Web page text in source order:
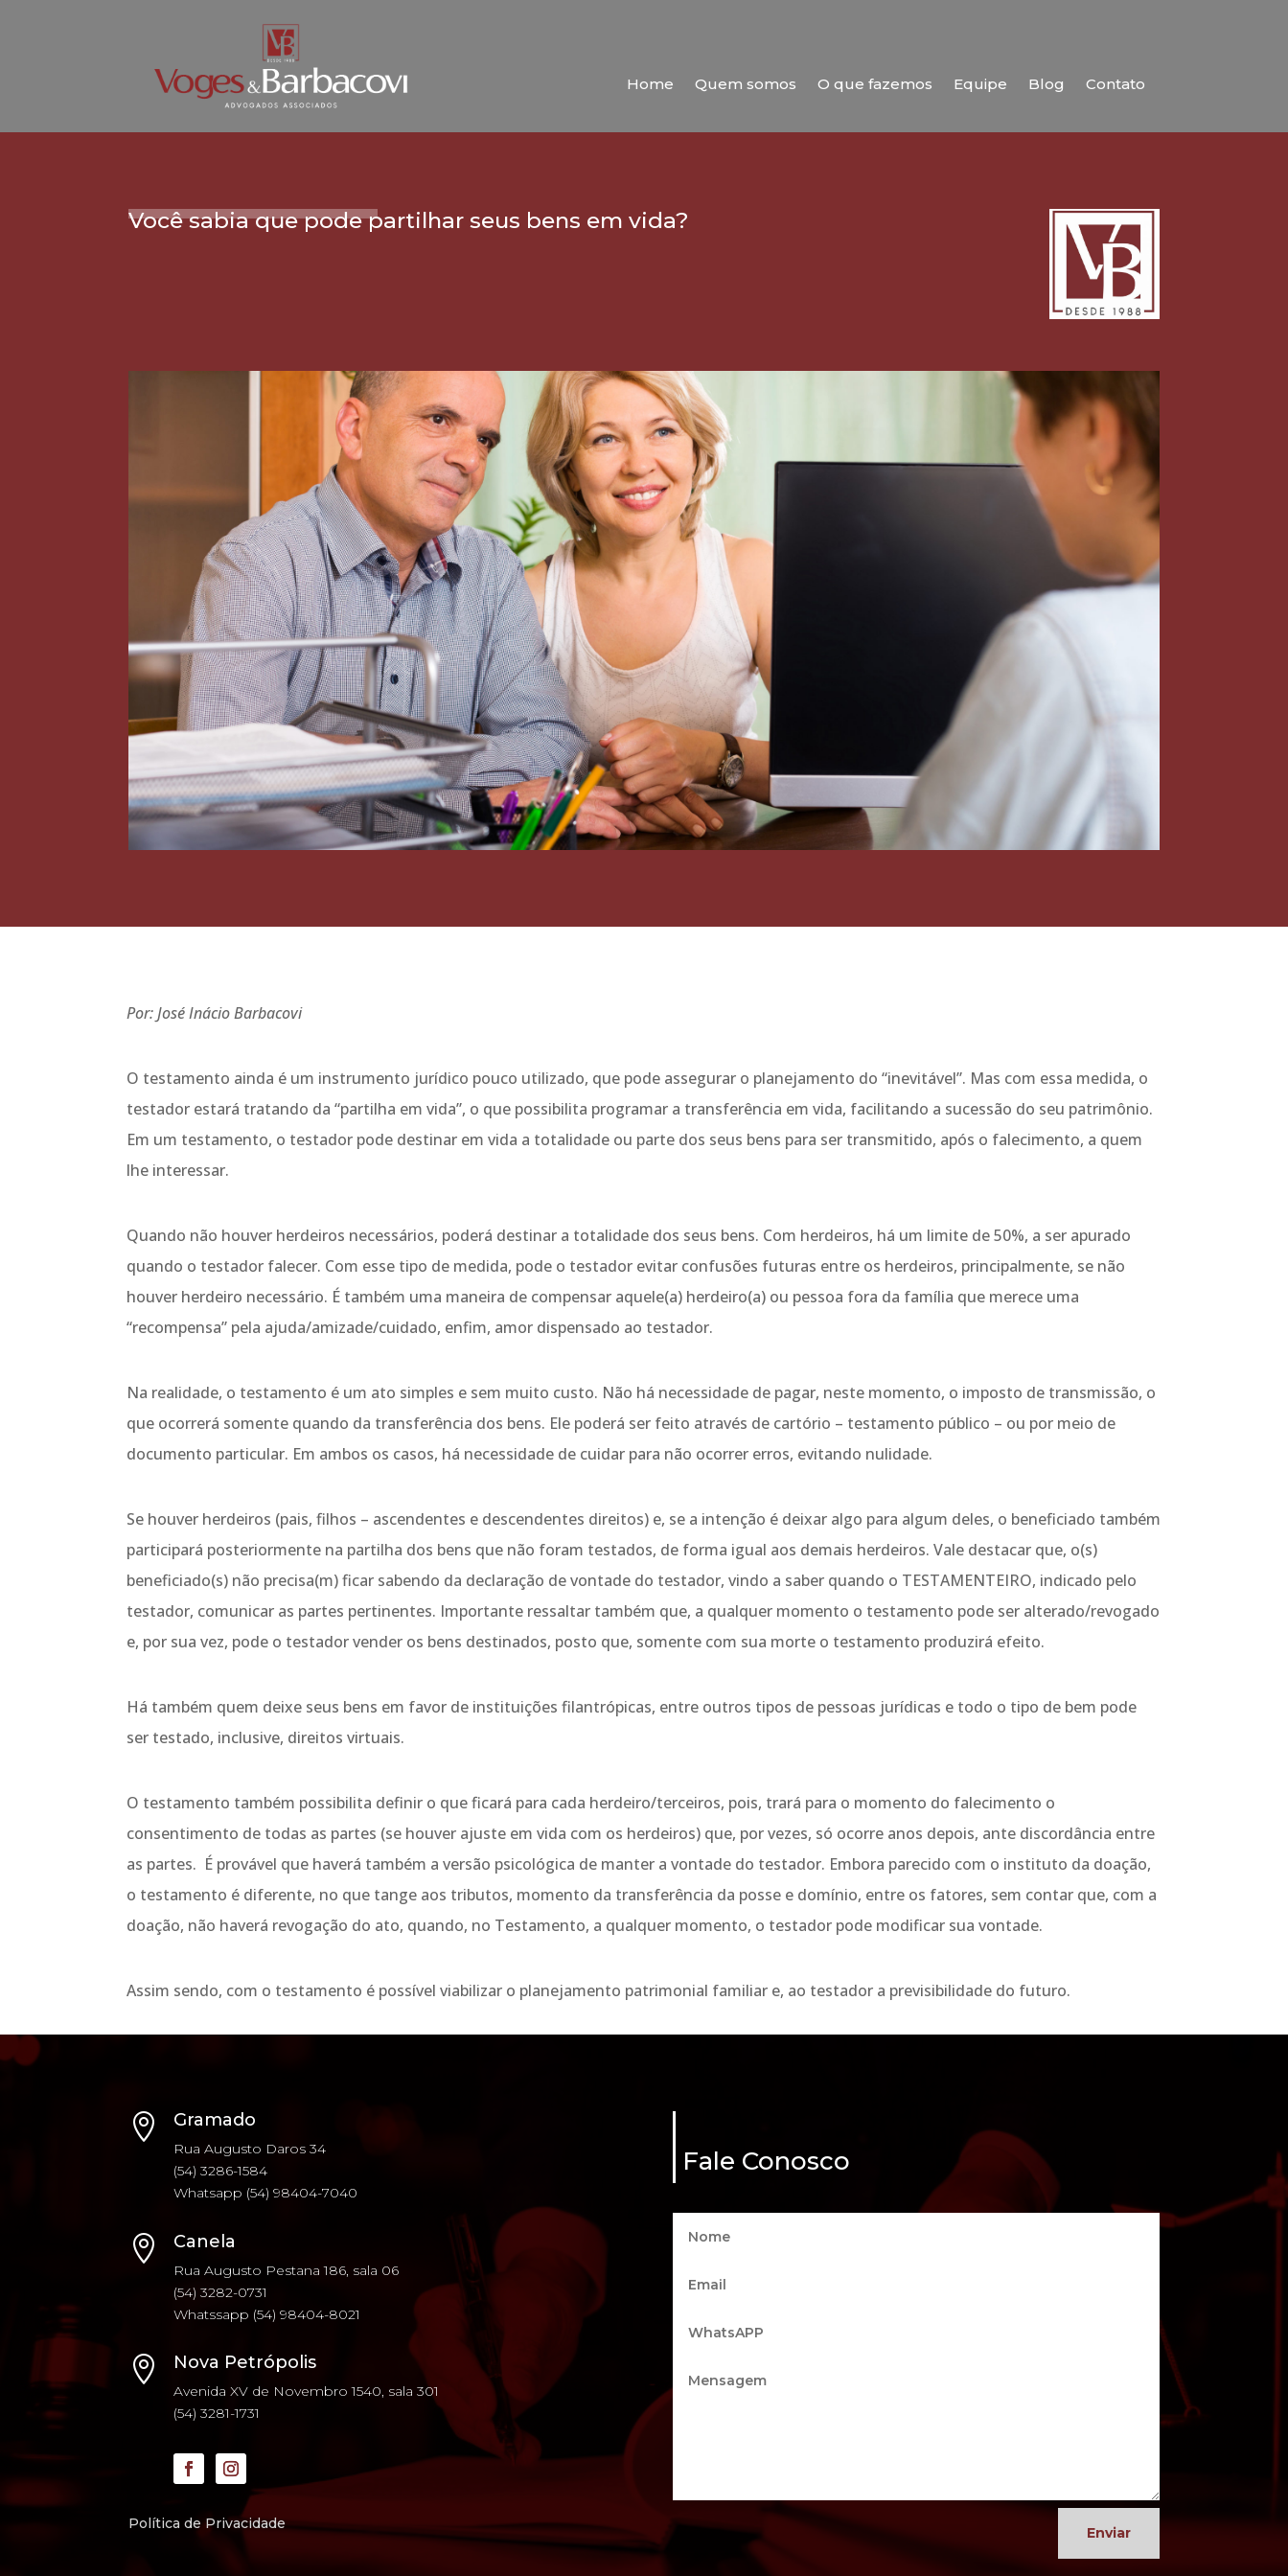
Home Quem somos O que fazemos Equipe Blog Contato
Você sabia que pode partilhar seus bens em vida?
Por: José Inácio Barbacovi
O testamento ainda é um instrumento jurídico pouco utilizado, que pode assegurar o planejamento do “inevitável”. Mas com essa medida, o
testador estará tratando da “partilha em vida”, o que possibilita programar a transferência em vida, facilitando a sucessão do seu patrimônio.
Em um testamento, o testador pode destinar em vida a totalidade ou parte dos seus bens para ser transmitido, após o falecimento, a quem
lhe interessar.
Quando não houver herdeiros necessários, poderá destinar a totalidade dos seus bens. Com herdeiros, há um limite de 50%, a ser apurado
quando o testador falecer. Com esse tipo de medida, pode o testador evitar confusões futuras entre os herdeiros, principalmente, se não
houver herdeiro necessário. É também uma maneira de compensar aquele(a) herdeiro(a) ou pessoa fora da família que merece uma
“recompensa” pela ajuda/amizade/cuidado, enfim, amor dispensado ao testador.
Na realidade, o testamento é um ato simples e sem muito custo. Não há necessidade de pagar, neste momento, o imposto de transmissão, o
que ocorrerá somente quando da transferência dos bens. Ele poderá ser feito através de cartório – testamento público – ou por meio de
documento particular. Em ambos os casos, há necessidade de cuidar para não ocorrer erros, evitando nulidade.
Se houver herdeiros (pais, filhos – ascendentes e descendentes direitos) e, se a intenção é deixar algo para algum deles, o beneficiado também
participará posteriormente na partilha dos bens que não foram testados, de forma igual aos demais herdeiros. Vale destacar que, o(s)
beneficiado(s) não precisa(m) ficar sabendo da declaração de vontade do testador, vindo a saber quando o TESTAMENTEIRO, indicado pelo
testador, comunicar as partes pertinentes. Importante ressaltar também que, a qualquer momento o testamento pode ser alterado/revogado
e, por sua vez, pode o testador vender os bens destinados, posto que, somente com sua morte o testamento produzirá efeito.
Há também quem deixe seus bens em favor de instituições filantrópicas, entre outros tipos de pessoas jurídicas e todo o tipo de bem pode
ser testado, inclusive, direitos virtuais.
O testamento também possibilita definir o que ficará para cada herdeiro/terceiros, pois, trará para o momento do falecimento o
consentimento de todas as partes (se houver ajuste em vida com os herdeiros) que, por vezes, só ocorre anos depois, ante discordância entre
as partes. É provável que haverá também a versão psicológica de manter a vontade do testador. Embora parecido com o instituto da doação,
o testamento é diferente, no que tange aos tributos, momento da transferência da posse e domínio, entre os fatores, sem contar que, com a
doação, não haverá revogação do ato, quando, no Testamento, a qualquer momento, o testador pode modificar sua vontade.
Assim sendo, com o testamento é possível viabilizar o planejamento patrimonial familiar e, ao testador a previsibilidade do futuro.
 Gramado
Rua Augusto Daros 34
(54) 3286-1584
Whatsapp (54) 98404-7040
 Canela
Rua Augusto Pestana 186, sala 06
(54) 3282-0731
Whatssapp (54) 98404-8021
 Nova Petrópolis
Avenida XV de Novembro 1540, sala 301
(54) 3281-1731
Política de Privacidade
Fale Conosco
Enviar